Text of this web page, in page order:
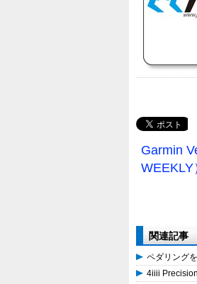
Garmin
関連記事
ペダリング
4iiii